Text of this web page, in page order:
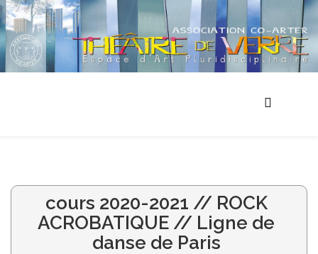
cours 2020-2021 // ROCK
ACROBATIQUE // Ligne de
danse de Paris